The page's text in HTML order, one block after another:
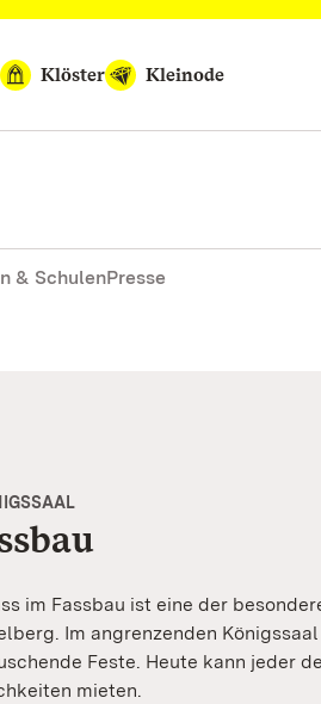
Klöster Kleinode
& SchulenPresse
im Fassbau ist eine der
Im angrenzenden
Feste. Heute kann jeder
mieten.